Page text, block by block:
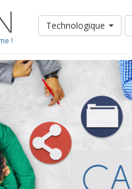
!
Technologique